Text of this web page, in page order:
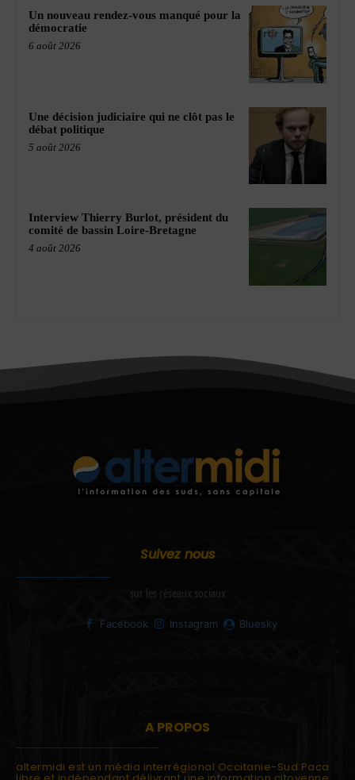
Un nouveau rendez-vous manqué pour la
démocratie
6 août 2026
Une décision judiciaire qui ne clôt pas le
débat politique
5 août 2026
Interview Thierry Burlot, président du
comité de bassin Loire-Bretagne
4 août 2026
Suivez nous
sur les réseaux sociaux
Facebook Instagram Bluesky
A PROPOS
altermidi est un média interrégional Occitanie-Sud Paca